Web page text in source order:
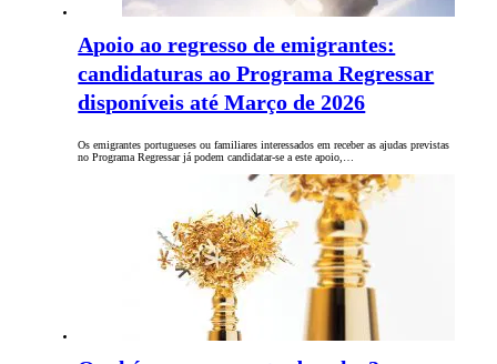
Apoio ao regresso de emigrantes:
candidaturas ao Programa Regressar
disponíveis até Março de 2026
Os emigrantes portugueses ou familiares interessados em receber as ajudas previstas
no Programa Regressar já podem candidatar-se a este apoio,…